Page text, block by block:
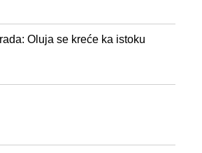
Oluja se kreće ka istoku